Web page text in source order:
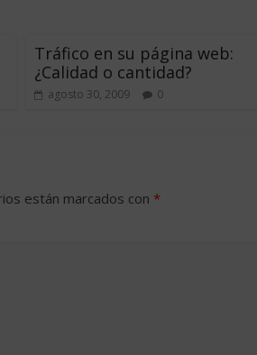
Tráfico en su página web:
¿Calidad o cantidad?
agosto 30, 2009 0
están marcados con *